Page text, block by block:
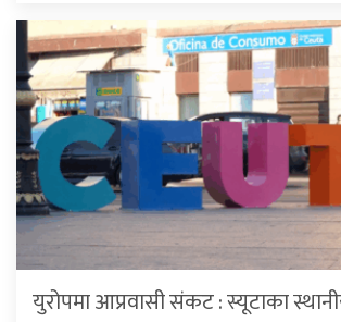
युरोपमा आप्रवासी संकट : स्यूटाका